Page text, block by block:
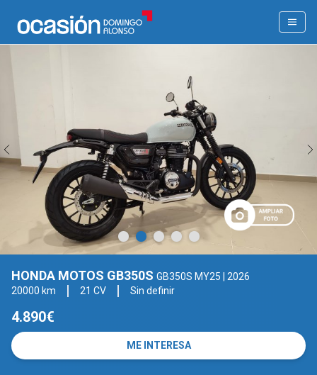
HONDA MOTOS GB350S GB350S MY25 | 2026
20000 km
21 CV Sin definir
4.890€
ME INTERESA